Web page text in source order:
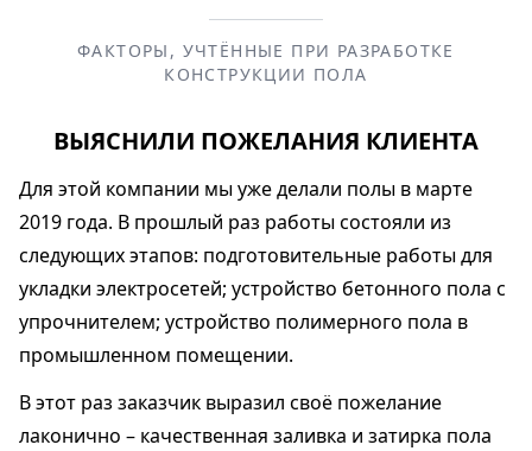
ФАКТОРЫ, УЧТЁННЫЕ ПРИ РАЗРАБОТКЕ
КОНСТРУКЦИИ ПОЛА
ВЫЯСНИЛИ ПОЖЕЛАНИЯ КЛИЕНТА
Для этой компании мы уже делали полы в марте
2019 года. В прошлый раз работы состояли из
следующих этапов: подготовительные работы для
укладки электросетей; устройство бетонного пола с
упрочнителем; устройство полимерного пола в
промышленном помещении.
В этот раз заказчик выразил своё пожелание
лаконично – качественная заливка и затирка пола